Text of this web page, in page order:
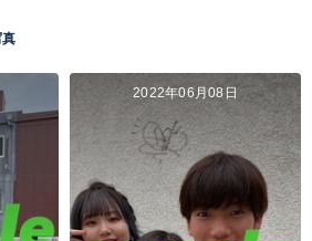
2022年06月08日